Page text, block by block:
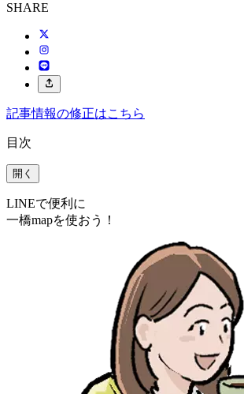
SHARE
記事情報の修正はこちら
目次
開く
LINEで便利に
一橋mapを使おう！